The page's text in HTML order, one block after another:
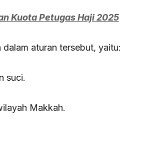
Kuota Petugas Haji 2025
aturan tersebut, yaitu:
suci.
Makkah.